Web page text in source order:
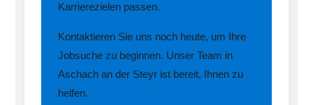
Karrierezielen passen.
Kontaktieren Sie uns noch heute, um Ihre
Jobsuche zu beginnen. Unser Team in
Aschach an der Steyr ist bereit, Ihnen zu
helfen.